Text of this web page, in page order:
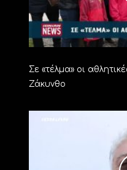
Σε «τέλμα» οι
Ζάκυνθο